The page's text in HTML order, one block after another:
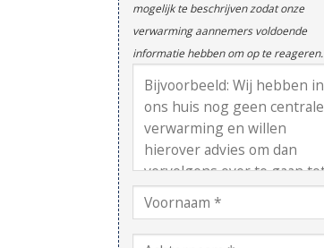
mogelijk te beschrijven zodat onze
verwarming aannemers voldoende
informatie hebben om op te reageren.